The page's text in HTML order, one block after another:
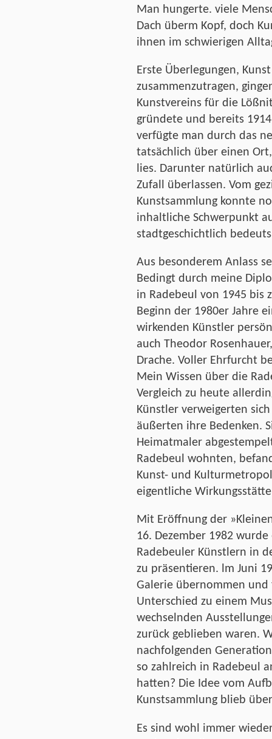
Man hungerte. viele
Dach überm Kopf, doch
ihnen im schwierigen
Erste Überlegungen,
zusammenzutragen,
Kunstvereins für die
gründete und bereits
verfügte man durch das
tatsächlich über einen
lies. Darunter natürlich
Zufall überlassen. Vom
Kunstsammlung konnte
inhaltliche Schwerpunkt
stadtgeschichtlich
Aus besonderem Anlass
Bedingt durch meine
in Radebeul von 1945 bis
Beginn der 1980er Jahre
wirkenden Künstler
auch Theodor
Drache. Voller Ehrfurcht
Mein Wissen über die
Vergleich zu heute
Künstler verweigerten
äußerten ihre Bedenken.
Heimatmaler
Radebeul wohnten,
Kunst- und
eigentliche
Mit Eröffnung der
16. Dezember 1982
Radebeuler Künstlern in
zu präsentieren. lm Juni
Galerie übernommen und
Unterschied zu einem
wechselnden
zurück geblieben waren.
nachfolgenden
so zahlreich in Radebeul
hatten? Die Idee vom
Kunstsammlung blieb
Es sind wohl immer